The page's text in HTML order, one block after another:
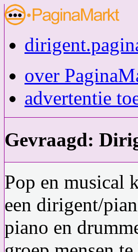
over
advertentie
Gevraagd:
Pop en musical
een dirigent/
piano en